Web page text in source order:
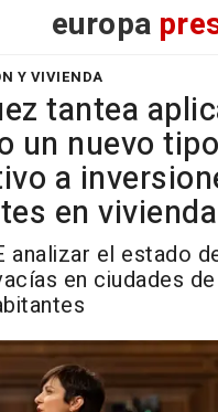
europa
Y VIVIENDA
tantea
un nuevo tipo
a
en vivienda
analizar el estado
en ciudades